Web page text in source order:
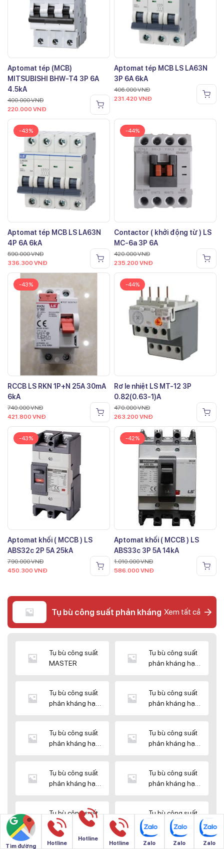
Aptomat tép (MCB)
MITSUBISHI BHW-T4 3P 6A
4.5kA
400.000VNĐ
220.000 VNĐ
Aptomat tép MCB LS LA63N
3P 6A 6kA
406.000VNĐ
231.420 VNĐ
-43%
Aptomat tép MCB LS LA63N
4P 6A 6kA
590.000VNĐ
336.300 VNĐ
-44%
Contactor ( khởi động từ ) LS
MC-6a 3P 6A
420.000VNĐ
235.200 VNĐ
-43%
RCCB LS RKN 1P+N 25A 30mA
6kA
740.000VNĐ
421.800 VNĐ
-44%
Rơ le nhiệt LS MT-12 3P
0.82(0.63-1)A
470.000VNĐ
263.200 VNĐ
-43%
Aptomat khối ( MCCB ) LS
ABS32c 2P 5A 25kA
790.000VNĐ
450.300 VNĐ
-42%
Aptomat khối ( MCCB ) LS
ABS33c 3P 5A 14kA
1.010.000VNĐ
586.000 VNĐ
Tụ bù công suất phản kháng Xem tất cả
Tụ bù công suất
MASTER
Tụ bù công suất
phản kháng hạ
Tụ bù công suất
phản kháng hạ
Tụ bù công suất
phản kháng hạ
Tụ bù công suất
phản kháng hạ
Tụ bù công suất
phản kháng hạ
Tụ bù công suất
phản kháng hạ
Tụ bù công suất
phản kháng hạ
Tụ bù công suất
phản kháng hạ
thế SHIZUKI
Tụ bù công suất
phản kháng hạ
thế SINO
Tìm đường Hotline
Hotline
Hotline Zalo Zalo Zalo